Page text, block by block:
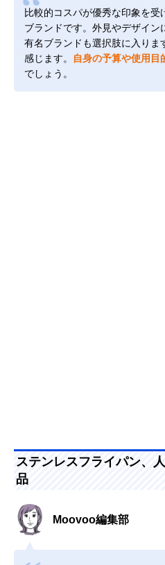
比較的コスパが優秀な印象を
ブランドです。外見やデザイ
有名ブランドも選択肢に入りま
感じます。
自身の予算や使用目
でしょう。
ステンレスフライパン、
品
Moovoo編集部